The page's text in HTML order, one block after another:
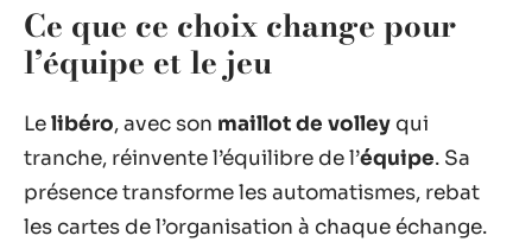
Ce que ce choix change pour
l’équipe et le jeu
Lelibéro, avec son maillot de volley qui
tranche, réinvente l’équilibre de l’équipe. Sa
présence transforme les automatismes, rebat
les cartes de l’organisation à chaque échange.